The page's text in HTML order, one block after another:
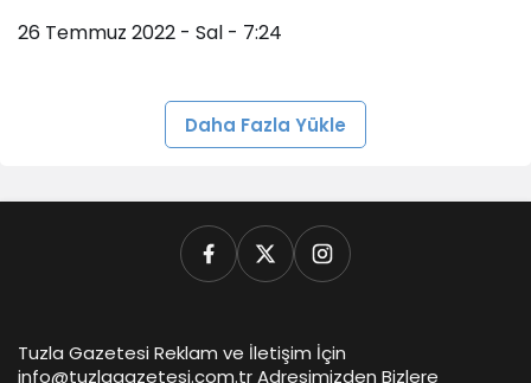
26 Temmuz 2022 - Sal - 7:24
Daha Fazla Yükle
Tuzla Gazetesi Reklam ve İletişim İçin
info@tuzlagazetesi.com.tr Adresimizden Bizlere